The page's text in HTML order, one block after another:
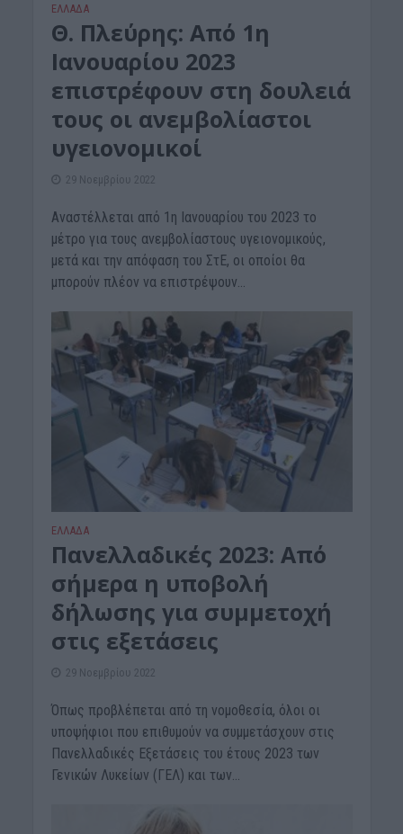
ΕΛΛΑΔΑ
Θ. Πλεύρης: Από 1η
Ιανουαρίου 2023
επιστρέφουν στη δουλειά
τους οι ανεμβολίαστοι
υγειονομικοί
29 Νοεμβρίου 2022
Αναστέλλεται από 1η Ιανουαρίου του 2023 το
μέτρο για τους ανεμβολίαστους υγειονομικούς,
μετά και την απόφαση του ΣτΕ, οι οποίοι θα
μπορούν πλέον να επιστρέψουν...
ΕΛΛΑΔΑ
Πανελλαδικές 2023: Από
σήμερα η υποβολή
δήλωσης για συμμετοχή
στις εξετάσεις
29 Νοεμβρίου 2022
Όπως προβλέπεται από τη νομοθεσία, όλοι οι
υποψήφιοι που επιθυμούν να συμμετάσχουν στις
Πανελλαδικές Εξετάσεις του έτους 2023 των
Γενικών Λυκείων (ΓΕΛ) και των...